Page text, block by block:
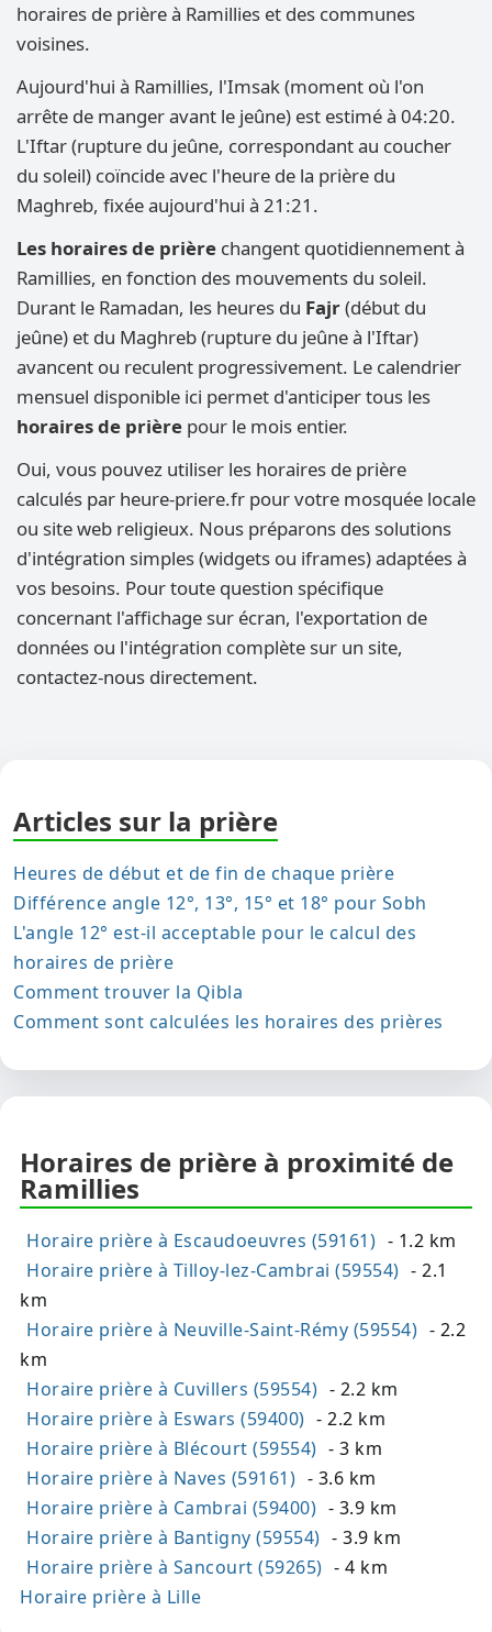
horaires de prière à Ramillies et des communes
voisines.
Aujourd'hui à Ramillies, l'Imsak (moment où l'on
arrête de manger avant le jeûne) est estimé à 04:20.
L'Iftar (rupture du jeûne, correspondant au coucher
du soleil) coïncide avec l'heure de la prière du
Maghreb, fixée aujourd'hui à 21:21.
Les horaires de prière changent quotidiennement à
Ramillies, en fonction des mouvements du soleil.
Durant le Ramadan, les heures du Fajr(début du
jeûne) et du Maghreb (rupture du jeûne à l'Iftar)
avancent ou reculent progressivement. Le calendrier
mensuel disponible ici permet d'anticiper tous les
horaires de prière pour le mois entier.
Oui, vous pouvez utiliser les horaires de prière
calculés par heure-priere.fr pour votre mosquée locale
ou site web religieux. Nous préparons des solutions
d'intégration simples (widgets ou iframes) adaptées à
vos besoins. Pour toute question spécifique
concernant l'affichage sur écran, l'exportation de
données ou l'intégration complète sur un site,
contactez-nous directement.
Articles sur la prière
Heures de début et de fin de chaque prière
Différence angle 12°, 13°, 15° et 18° pour Sobh
L'angle 12° est-il acceptable pour le calcul des
horaires de prière
Comment trouver la Qibla
Comment sont calculées les horaires des prières
Horaires de prière à proximité de
Ramillies
Horaire prière à Escaudoeuvres (59161) - 1.2 km
Horaire prière à Tilloy-lez-Cambrai (59554) - 2.1
km
Horaire prière à Neuville-Saint-Rémy (59554) - 2.2
km
Horaire prière à Cuvillers (59554) - 2.2 km
Horaire prière à Eswars (59400) - 2.2 km
Horaire prière à Blécourt (59554) - 3 km
Horaire prière à Naves (59161) - 3.6 km
Horaire prière à Cambrai (59400) - 3.9 km
Horaire prière à Bantigny (59554) - 3.9 km
Horaire prière à Sancourt (59265) - 4 km
Horaire prière à Lille